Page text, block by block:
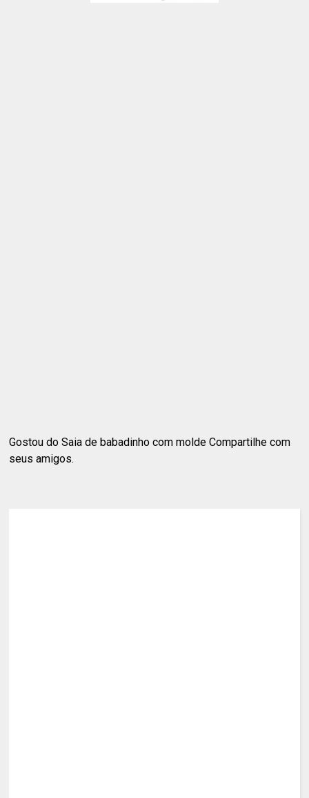
Gostou do Saia de babadinho com molde Compartilhe com
seus amigos.